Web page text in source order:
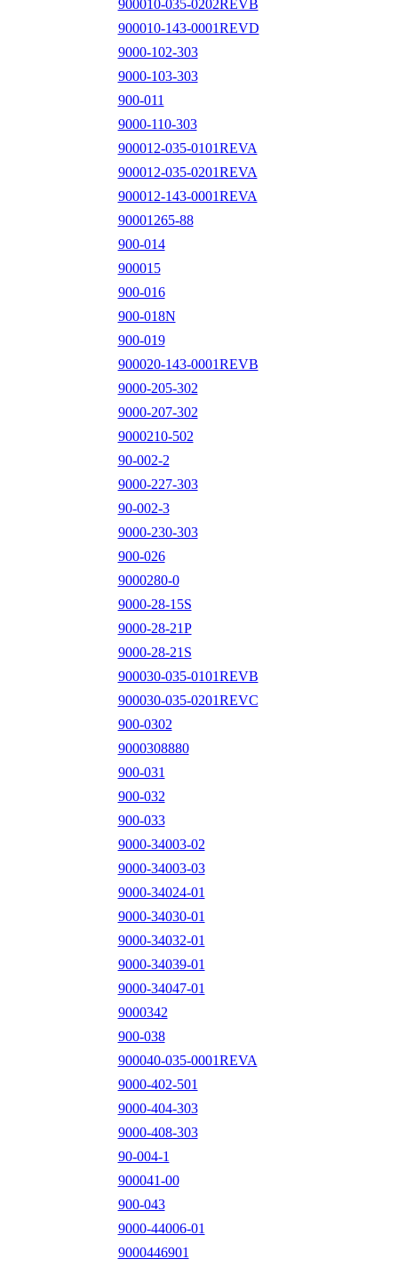
900010-035-0202REVB
900010-143-0001REVD
9000-102-303
9000-103-303
900-011
9000-110-303
900012-035-0101REVA
900012-035-0201REVA
900012-143-0001REVA
90001265-88
900-014
900015
900-016
900-018N
900-019
900020-143-0001REVB
9000-205-302
9000-207-302
9000210-502
90-002-2
9000-227-303
90-002-3
9000-230-303
900-026
9000280-0
9000-28-15S
9000-28-21P
9000-28-21S
900030-035-0101REVB
900030-035-0201REVC
900-0302
9000308880
900-031
900-032
900-033
9000-34003-02
9000-34003-03
9000-34024-01
9000-34030-01
9000-34032-01
9000-34039-01
9000-34047-01
9000342
900-038
900040-035-0001REVA
9000-402-501
9000-404-303
9000-408-303
90-004-1
900041-00
900-043
9000-44006-01
9000446901